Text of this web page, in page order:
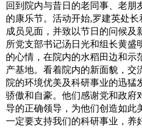
回到院内与昔日的老同事、老朋
的康乐节。活动开始,罗建英处
成员见面，并致以节日的问候及
所党支部书记汤日光和组长黄盛
的心情，在院内的水稻田边和示
产基地。看着院内的新面貌，交
院的环境优美及科研事业的迅猛
骄傲和自豪。他们感谢党和政府
导的正确领导，为他们创造如此
一定要支持我们的科研事业，养